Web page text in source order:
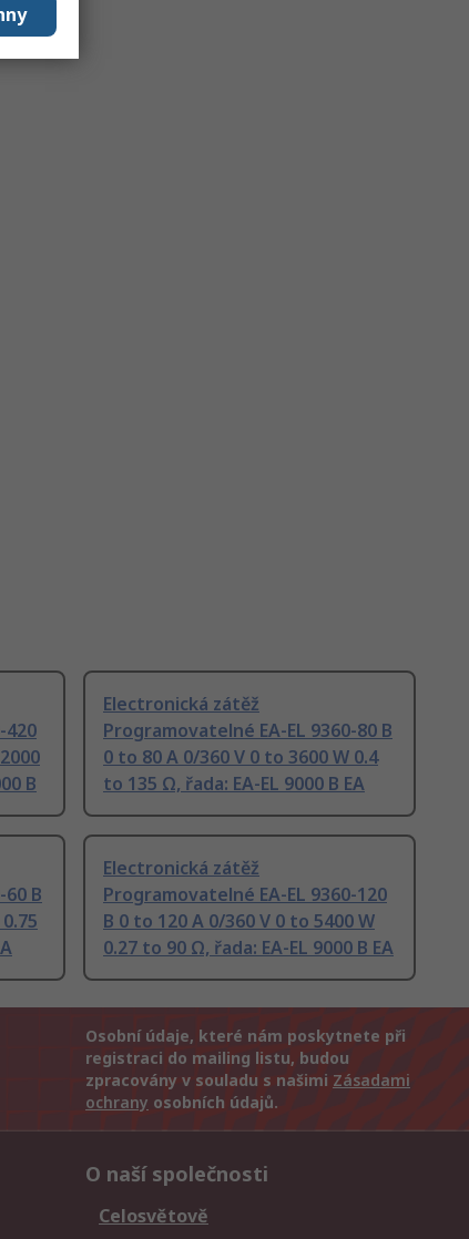
420
B
Electronická zátěž
Programovatelné EA-EL 9360-80 B
0 to 80 A 0/360 V 0 to 3600 W 0.4
to 135 Ω, řada: EA-EL 9000 B EA
B
Electronická zátěž
Programovatelné EA-EL 9360-120
B 0 to 120 A 0/360 V 0 to 5400 W
0.27 to 90 Ω, řada: EA-EL 9000 B EA
Osobní údaje, které nám poskytnete při
registraci do mailing listu, budou
zpracovány v souladu s našimi Zásadami
ochrany osobních údajů.
O naší společnosti
Celosvětově